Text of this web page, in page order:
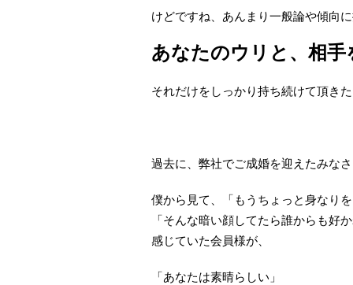
けどですね、あんまり一般論や傾向
あなたのウリと、相
それだけをしっかり持ち続けて頂き
過去に、弊社でご成婚を迎えたみな
僕から見て、「もうちょっと身なり
「そんな暗い顔してたら誰からも好
感じていた会員様が、
「あなたは素晴らしい」